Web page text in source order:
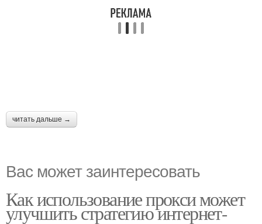
читать дальше →
Вас может заинтересовать
Как использование прокси может
улучшить стратегию интернет-